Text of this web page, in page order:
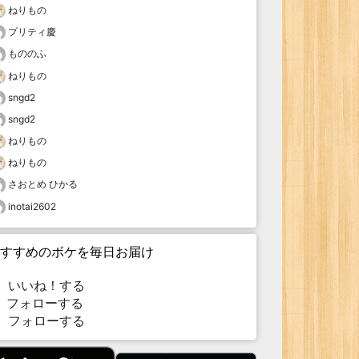
ねりもの
プリティ慶
もののふ
ねりもの
sngd2
sngd2
ねりもの
ねりもの
さおとめ ひかる
inotai2602
すめのボケを毎日お届け
いいね！する
ォローする
フォローする